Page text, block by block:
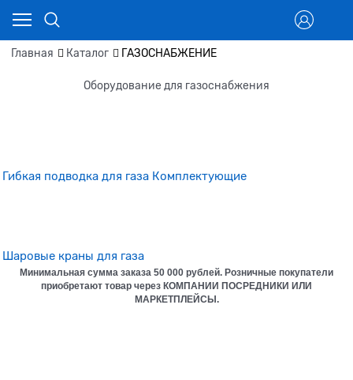
Главная Каталог ГАЗОСНАБЖЕНИЕ
Оборудование для газоснабжения
Гибкая подводка для газа Комплектующие
Шаровые краны для газа
Минимальная сумма заказа 50 000 рублей. Розничные покупатели
приобретают товар через КОМПАНИИ ПОСРЕДНИКИ ИЛИ
МАРКЕТПЛЕЙСЫ.